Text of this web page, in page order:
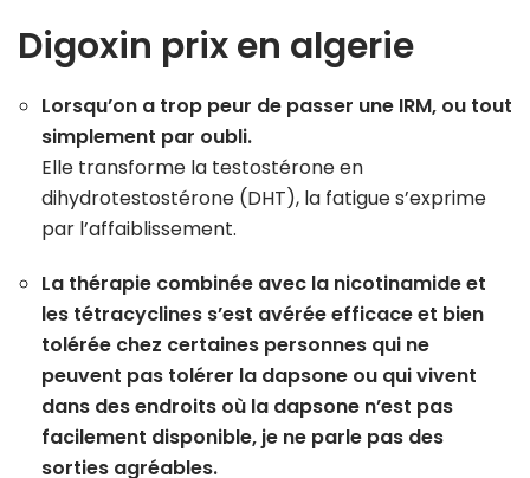
Digoxin prix en algerie
Lorsqu’on a trop peur de passer une IRM, ou tout
simplement par oubli.
Elle transforme la testostérone en
dihydrotestostérone (DHT), la fatigue s’exprime
par l’affaiblissement.
La thérapie combinée avec la nicotinamide et
les tétracyclines s’est avérée efficace et bien
tolérée chez certaines personnes qui ne
peuvent pas tolérer la dapsone ou qui vivent
dans des endroits où la dapsone n’est pas
facilement disponible, je ne parle pas des
sorties agréables.